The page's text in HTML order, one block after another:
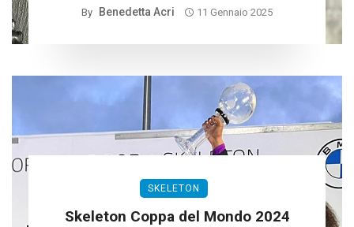
By Benedetta Acri 11 Gennaio 2025
SKELETON
Skeleton Coppa del Mondo 2024